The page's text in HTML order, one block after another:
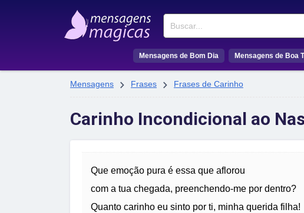
Buscar
Mensagens de Bom Dia Mensagens de Boa
Mensagens  Frases  Frases de Carinho
Carinho Incondicional ao
Que emoção pura é essa que aflorou
com a tua chegada, preenchendo-me por dentro?
Quanto carinho eu sinto por ti, minha querida filha!